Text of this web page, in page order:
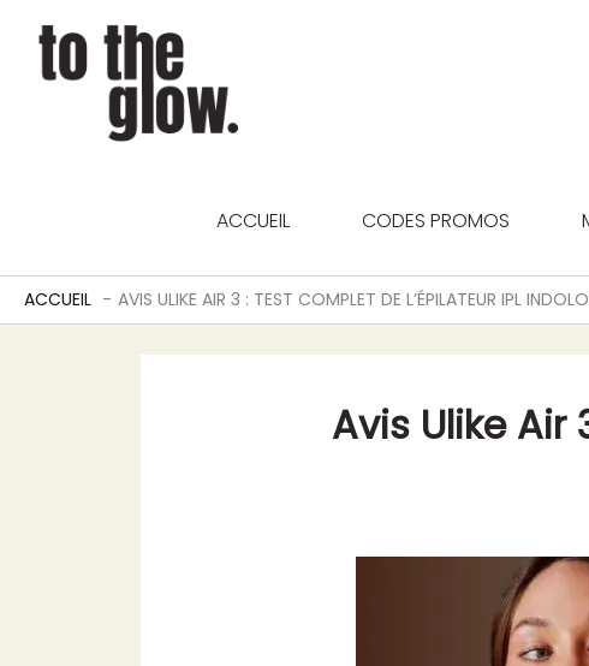
contenu
ACCUEIL CODES PROMOS
ACCUEIL AVIS ULIKE AIR 3 : TEST COMPLET DE L’ÉPILATEUR IPL
Avis Ulike Air